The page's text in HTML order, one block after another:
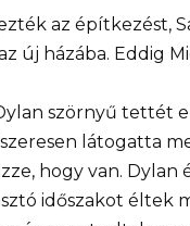
az építkezést,
új házába. Eddig
szörnyű tettét
látogatta
hogy van. Dylan
időszakot éltek